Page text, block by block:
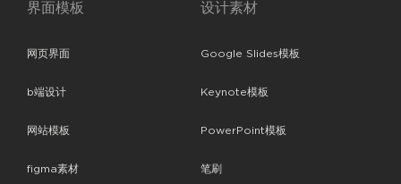
界面模板
网页界面
b端设计
网站模板
figma素材
设计素材
Google Slides模板
Keynote模板
PowerPoint模板
笔刷